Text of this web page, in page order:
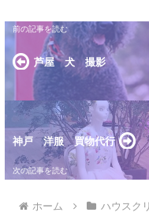
芦屋 犬 撮影
神戸 洋服 買物代行
ホーム ハウスク